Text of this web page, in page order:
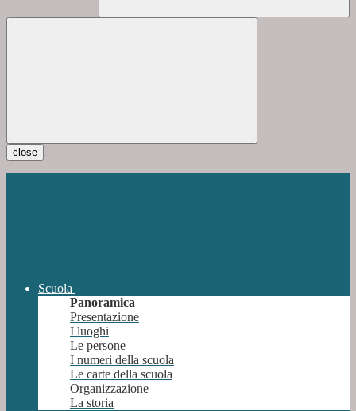
close
Scuola
Panoramica
Presentazione
I luoghi
Le persone
I numeri della scuola
Le carte della scuola
Organizzazione
La storia